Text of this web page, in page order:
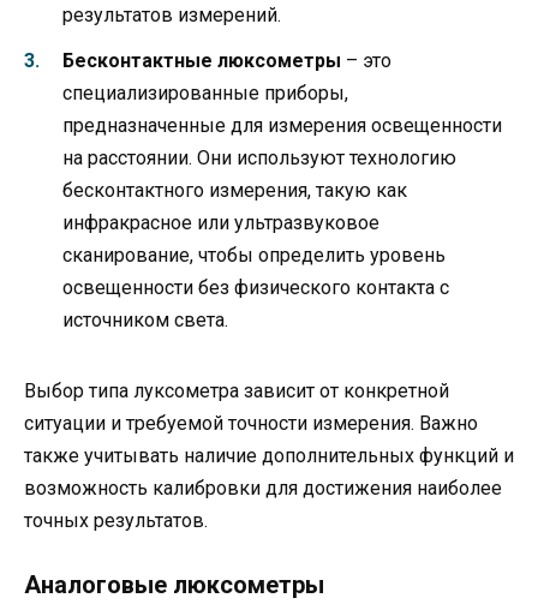
результатов измерений.
Бесконтактные люксометры – это
специализированные приборы,
предназначенные для измерения освещенности
на расстоянии. Они используют технологию
бесконтактного измерения, такую как
инфракрасное или ультразвуковое
сканирование, чтобы определить уровень
освещенности без физического контакта с
источником света.
Выбор типа луксометра зависит от конкретной
ситуации и требуемой точности измерения. Важно
также учитывать наличие дополнительных функций и
возможность калибровки для достижения наиболее
точных результатов.
Аналоговые люксометры